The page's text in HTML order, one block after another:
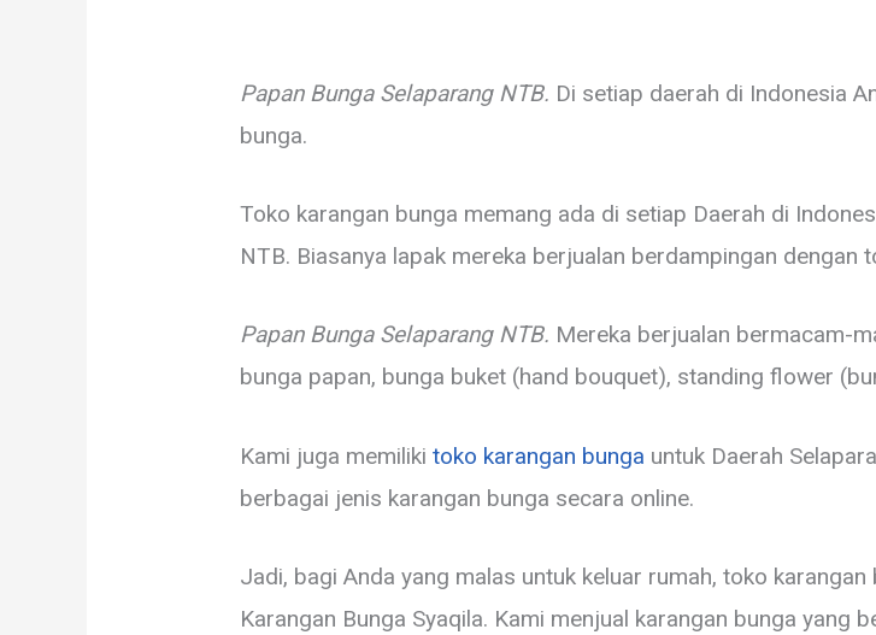
Papan Bunga Selaparang NTB. Di setiap daerah di Indonesia
bunga.
Toko karangan bunga memang ada di setiap Daerah di
NTB. Biasanya lapak mereka berjualan berdampingan dengan
Papan Bunga Selaparang NTB. Mereka berjualan bermacam-
bunga papan, bunga buket (hand bouquet), standing flower
Kami juga memiliki toko karangan bunga untuk Daerah
berbagai jenis karangan bunga secara online.
Jadi, bagi Anda yang malas untuk keluar rumah, toko
Karangan Bunga Syaqila. Kami menjual karangan bunga yang